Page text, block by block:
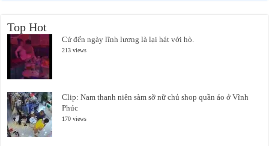
Top Hot
Cứ đến ngày lĩnh lương là lại hát với hò.
213 views
Clip: Nam thanh niên sàm sỡ nữ chủ shop quần áo ở Vĩnh
Phúc
170 views